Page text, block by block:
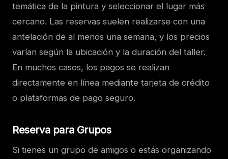
temática de la pintura y seleccionar el lugar más
cercano. Las reservas suelen realizarse con una
antelación de al menos una semana, y los precios
varían según la ubicación y la duración del taller.
En muchos casos, los pagos se realizan
directamente en línea mediante tarjeta de crédito
o plataformas de pago seguro.
Reserva para Grupos
Si tienes un grupo de amigos o estás organizando